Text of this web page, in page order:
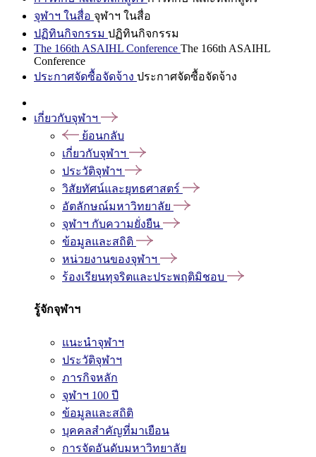
จุฬาฯ ในสื่อ จุฬาฯ ในสื่อ
ปฏิทินกิจกรรม ปฏิทินกิจกรรม
The 166th ASAIHL Conference The 166th ASAIHL
Conference
ประกาศจัดซื้อจัดจ้าง ประกาศจัดซื้อจัดจ้าง
เกี่ยวกับจุฬาฯ
ย้อนกลับ
เกี่ยวกับจุฬาฯ
ประวัติจุฬาฯ
วิสัยทัศน์และยุทธศาสตร์
อัตลักษณ์มหาวิทยาลัย
จุฬาฯ กับความยั่งยืน
ข้อมูลและสถิติ
หน่วยงานของจุฬาฯ
ร้องเรียนทุจริตและประพฤติมิชอบ
รู้จักจุฬาฯ
แนะนำจุฬาฯ
ประวัติจุฬาฯ
ภารกิจหลัก
จุฬาฯ 100 ปี
ข้อมูลและสถิติ
บุคคลสำคัญที่มาเยือน
การจัดอันดับมหาวิทยาลัย